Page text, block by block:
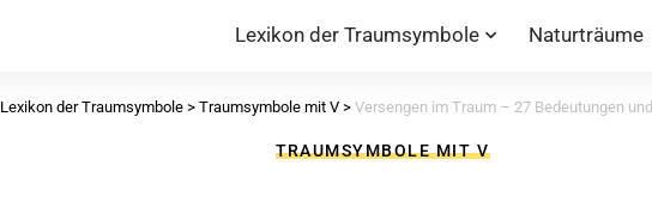
Lexikon der Traumsymbole Naturträume
Lexikon der Traumsymbole> Traumsymbole mit V> Versengen im Traum – 27 Bedeutungen
TRAUMSYMBOLE MIT V